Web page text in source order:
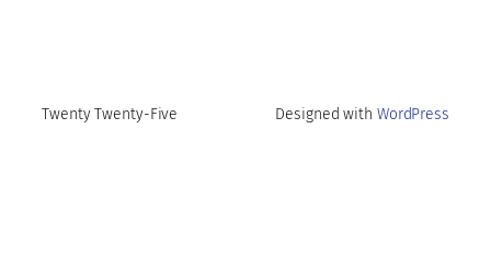
Twenty Twenty-Five Designed with WordPress